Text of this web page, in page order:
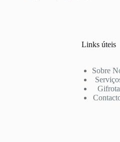
Links úteis
Sobre
Gifrota